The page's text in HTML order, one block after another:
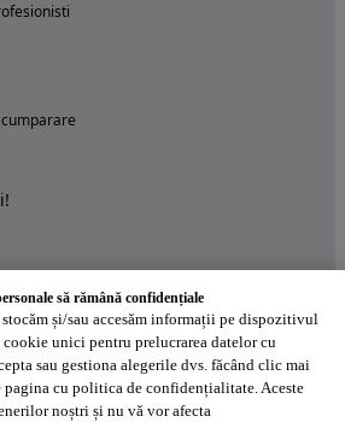
să rămână confidențiale
stocăm și/sau accesăm informații pe dispozitivul
unici pentru prelucrarea datelor cu
sau gestiona alegerile dvs. făcând clic mai
pagina cu politica de confidențialitate. Aceste
noștri și nu vă vor afecta